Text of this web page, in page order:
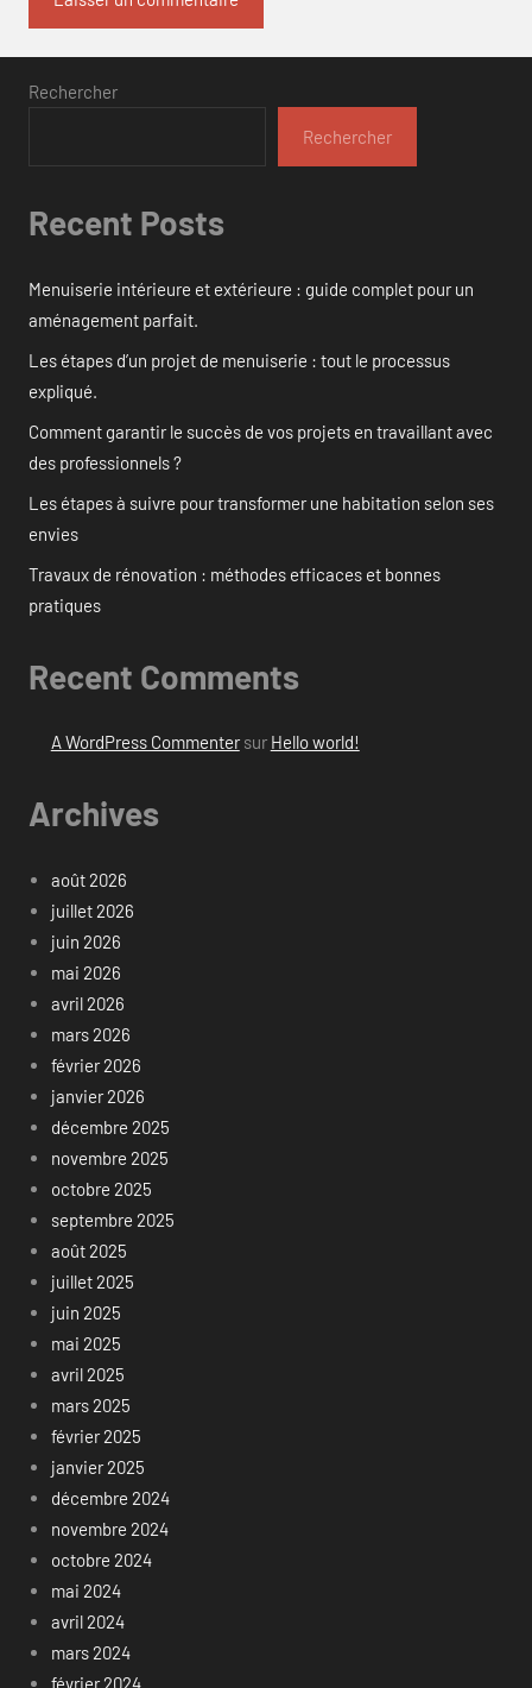
Rechercher
Rechercher
Recent Posts
Menuiserie intérieure et extérieure : guide complet pour un
aménagement parfait.
Les étapes d’un projet de menuiserie : tout le processus
expliqué.
Comment garantir le succès de vos projets en travaillant avec
des professionnels ?
Les étapes à suivre pour transformer une habitation selon ses
envies
Travaux de rénovation : méthodes efficaces et bonnes
pratiques
Recent Comments
A WordPress Commentersur Hello world!
Archives
août 2026
juillet 2026
juin 2026
mai 2026
avril 2026
mars 2026
février 2026
janvier 2026
décembre 2025
novembre 2025
octobre 2025
septembre 2025
août 2025
juillet 2025
juin 2025
mai 2025
avril 2025
mars 2025
février 2025
janvier 2025
décembre 2024
novembre 2024
octobre 2024
mai 2024
avril 2024
mars 2024
février 2024